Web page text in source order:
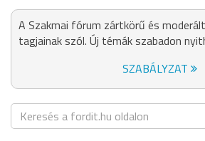
A Szakmai fórum zártkörű és
tagjainak szól. Új témák szabadon
SZABÁLYZAT